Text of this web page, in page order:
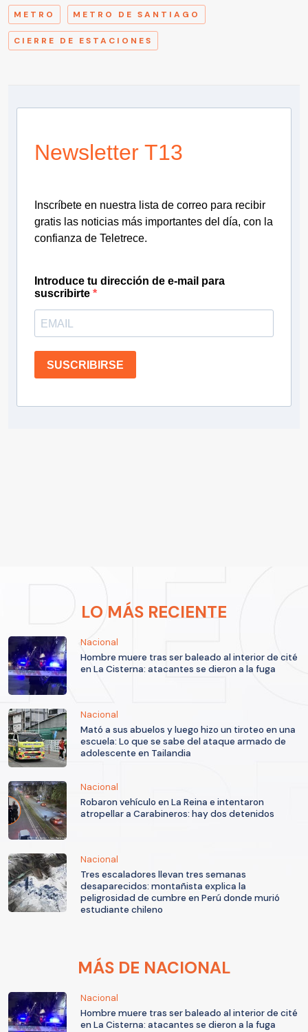
METRO METRO DE SANTIAGO
CIERRE DE ESTACIONES
Newsletter T13
Inscríbete en nuestra lista de correo para recibir
gratis las noticias más importantes del día, con la
confianza de Teletrece.
Introduce tu dirección de e-mail para
suscribirte
SUSCRIBIRSE
LO MÁS RECIENTE
Nacional
Hombre muere tras ser baleado al interior de cité
en La Cisterna: atacantes se dieron a la fuga
Nacional
Mató a sus abuelos y luego hizo un tiroteo en una
escuela: Lo que se sabe del ataque armado de
adolescente en Tailandia
Nacional
Robaron vehículo en La Reina e intentaron
atropellar a Carabineros: hay dos detenidos
Nacional
Tres escaladores llevan tres semanas
desaparecidos: montañista explica la
peligrosidad de cumbre en Perú donde murió
estudiante chileno
MÁS DE NACIONAL
Nacional
Hombre muere tras ser baleado al interior de cité
en La Cisterna: atacantes se dieron a la fuga